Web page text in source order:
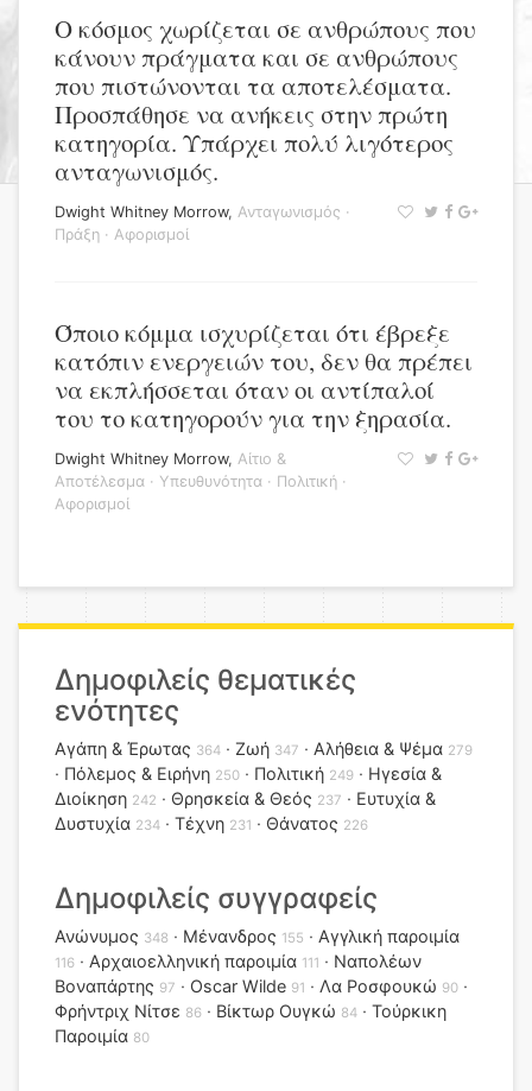
Ο κόσμος χωρίζεται σε ανθρώπους που
κάνουν πράγματα και σε ανθρώπους
που πιστώνονται τα αποτελέσματα.
Προσπάθησε να ανήκεις στην πρώτη
κατηγορία. Υπάρχει πολύ λιγότερος
ανταγωνισμός.
Dwight Whitney Morrow, Ανταγωνισμός ·
Πράξη · Αφορισμοί
Όποιο κόμμα ισχυρίζεται ότι έβρεξε
κατόπιν ενεργειών του, δεν θα πρέπει
να εκπλήσσεται όταν οι αντίπαλοί
του το κατηγορούν για την ξηρασία.
Dwight Whitney Morrow, Αίτιο &
Αποτέλεσμα · Υπευθυνότητα · Πολιτική ·
Αφορισμοί
Δημοφιλείς θεματικές
ενότητες
Αγάπη & Έρωτας 364 Ζωή 347 Αλήθεια & Ψέμα 279
Πόλεμος & Ειρήνη 250 Πολιτική 249
Ηγεσία &
Διοίκηση 242 Θρησκεία & Θεός 237
Ευτυχία &
Δυστυχία 234 Τέχνη 231 Θάνατος 226
Δημοφιλείς συγγραφείς
Ανώνυμος 348 Μένανδρος 155 Αγγλική παροιμία
116 Αρχαιοελληνική παροιμία 111
Ναπολέων
Βοναπάρτης 97 Oscar Wilde 91 Λα Ροσφουκώ 90
Φρήντριχ Νίτσε 86 Βίκτωρ Ουγκώ 84
Τούρκικη
Παροιμία 80